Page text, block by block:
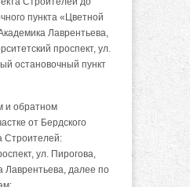
пункта «Цветной
Лаврентьева,
проспект, ул.
остановочный пункт
и обратном
от Бердского
Строителей:
ул. Пирогова,
Лаврентьева, далее по